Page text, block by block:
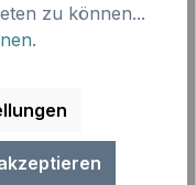
– nach älterer
Au…
zu können...
.